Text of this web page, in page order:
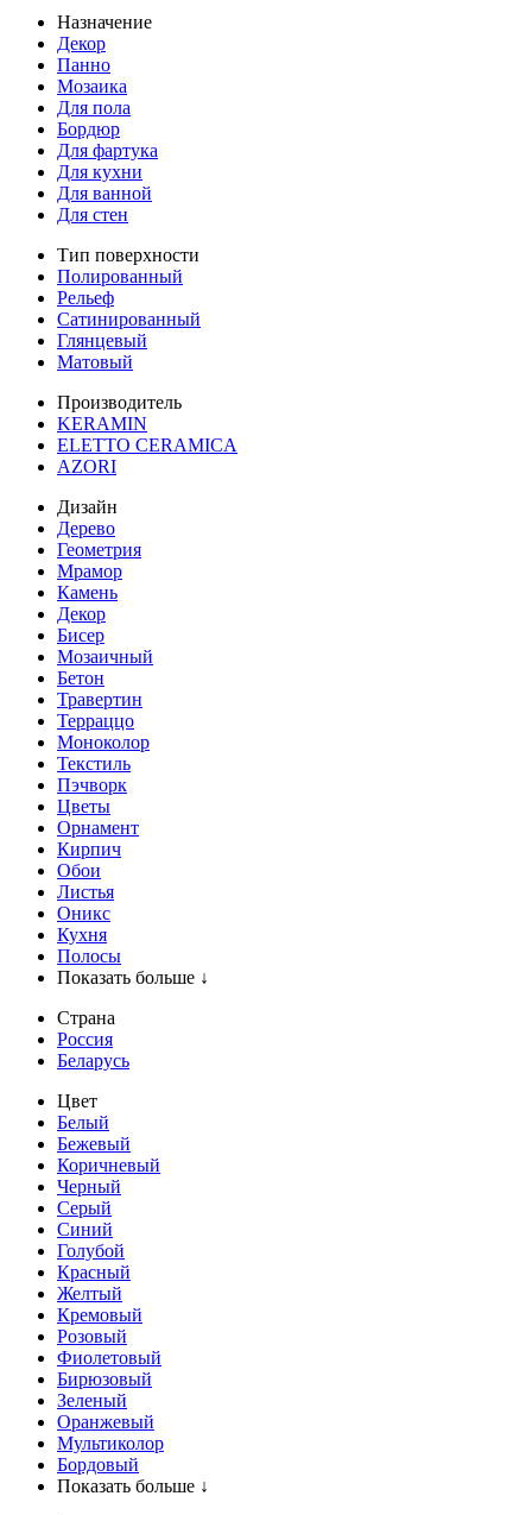
Назначение
Декор
Панно
Мозаика
Для пола
Бордюр
Для фартука
Для кухни
Для ванной
Для стен
Тип поверхности
Полированный
Рельеф
Сатинированный
Глянцевый
Матовый
Производитель
KERAMIN
ELETTO CERAMICA
AZORI
Дизайн
Дерево
Геометрия
Мрамор
Камень
Декор
Бисер
Мозаичный
Бетон
Травертин
Терраццо
Моноколор
Текстиль
Пэчворк
Цветы
Орнамент
Кирпич
Обои
Листья
Оникс
Кухня
Полосы
Показать больше ↓
Страна
Россия
Беларусь
Цвет
Белый
Бежевый
Коричневый
Черный
Серый
Синий
Голубой
Красный
Желтый
Кремовый
Розовый
Фиолетовый
Бирюзовый
Зеленый
Оранжевый
Мультиколор
Бордовый
Показать больше ↓